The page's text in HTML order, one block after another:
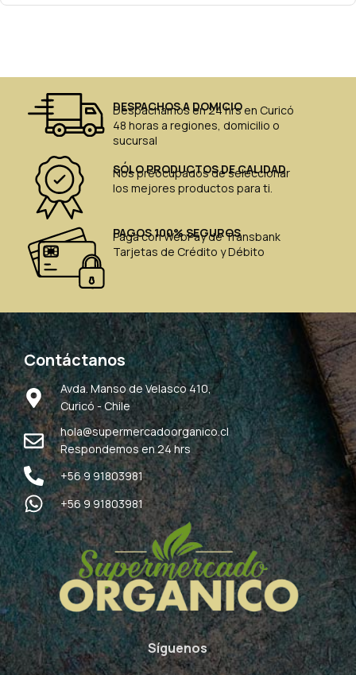
DESPACHOS A DOMICIO
Despachamos en 24 hrs en Curicó
48 horas a regiones, domicilio o
sucursal
SÓLO PRODUCTOS DE CALIDAD
Nos preocupados de seleccionar
los mejores productos para ti.
PAGOS 100% SEGUROS
Paga con WebPay de Transbank
Tarjetas de Crédito y Débito
Contáctanos
Avda. Manso de Velasco 410,
Curicó - Chile
hola@supermercadoorganico.cl
Respondemos en 24 hrs
+56 9 91803981
+56 9 91803981
Síguenos